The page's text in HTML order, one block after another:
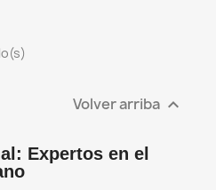
Volver arriba 
Expertos en el